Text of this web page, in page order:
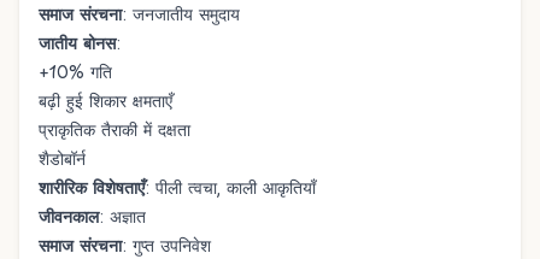
समाज संरचना: जनजातीय समुदाय
जातीय बोनस:
+10% गति
बढ़ी हुई शिकार क्षमताएँ
प्राकृतिक तैराकी में दक्षता
शैडोबॉर्न
शारीरिक विशेषताएँ: पीली त्वचा, काली आकृतियाँ
जीवनकाल: अज्ञात
समाज संरचना: गुप्त उपनिवेश